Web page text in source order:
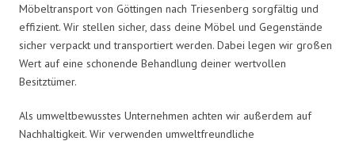
Möbeltransport von Göttingen nach Triesenberg sorgfältig und
effizient. Wir stellen sicher, dass deine Möbel und Gegenstände
sicher verpackt und transportiert werden. Dabei legen wir großen
Wert auf eine schonende Behandlung deiner wertvollen
Besitztümer.
Als umweltbewusstes Unternehmen achten wir außerdem auf
Nachhaltigkeit. Wir verwenden umweltfreundliche